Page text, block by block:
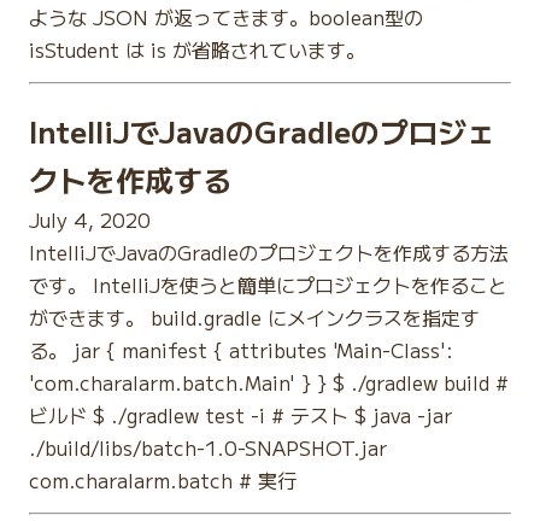
ような JSON が返ってきます。boolean型の
isStudent は is が省略されています。
IntelliJでJavaのGradleのプロジェ
クトを作成する
July 4, 2020
IntelliJでJavaのGradleのプロジェクトを作成する方法
です。 IntelliJを使うと簡単にプロジェクトを作ること
ができます。 build.gradle にメインクラスを指定す
る。 jar { manifest { attributes 'Main-Class':
'com.charalarm.batch.Main' } } $ ./gradlew build #
ビルド $ ./gradlew test -i # テスト $ java -jar
./build/libs/batch-1.0-SNAPSHOT.jar
com.charalarm.batch # 実行